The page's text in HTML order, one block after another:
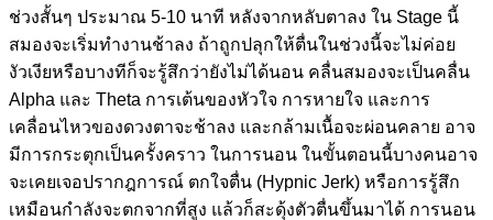
ช่วงสั้นๆ ประมาณ 5-10 นาที หลังจากหลับตาลง ใน Stage นี้
สมองจะเริ่มทำงานช้าลง ถ้าถูกปลุกให้ตื่นในช่วงนี้จะไม่ค่อย
งัวเงียหรือบางทีก็จะรู้สึกว่ายังไม่ได้นอน คลื่นสมองจะเป็นคลื่น
Alpha และ Theta การเต้นของหัวใจ การหายใจ และการ
เคลื่อนไหวของดวงตาจะช้าลง และกล้ามเนื้อจะผ่อนคลาย อาจ
มีการกระตุกเป็นครั้งคราว ในการนอน ในขั้นตอนนี้บางคนอาจ
จะเคยเจอปรากฎการณ์ ตกใจตื่น (Hypnic Jerk) หรือการรู้สึก
เหมือนกำลังจะตกจากที่สูง แล้วก็สะดุ้งตัวตื่นขึ้นมาได้ การนอน